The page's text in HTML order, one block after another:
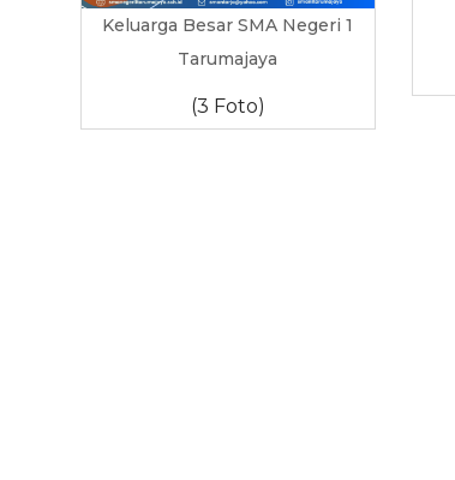
Keluarga Besar SMA Negeri 1
Tarumajaya
(3 Foto)